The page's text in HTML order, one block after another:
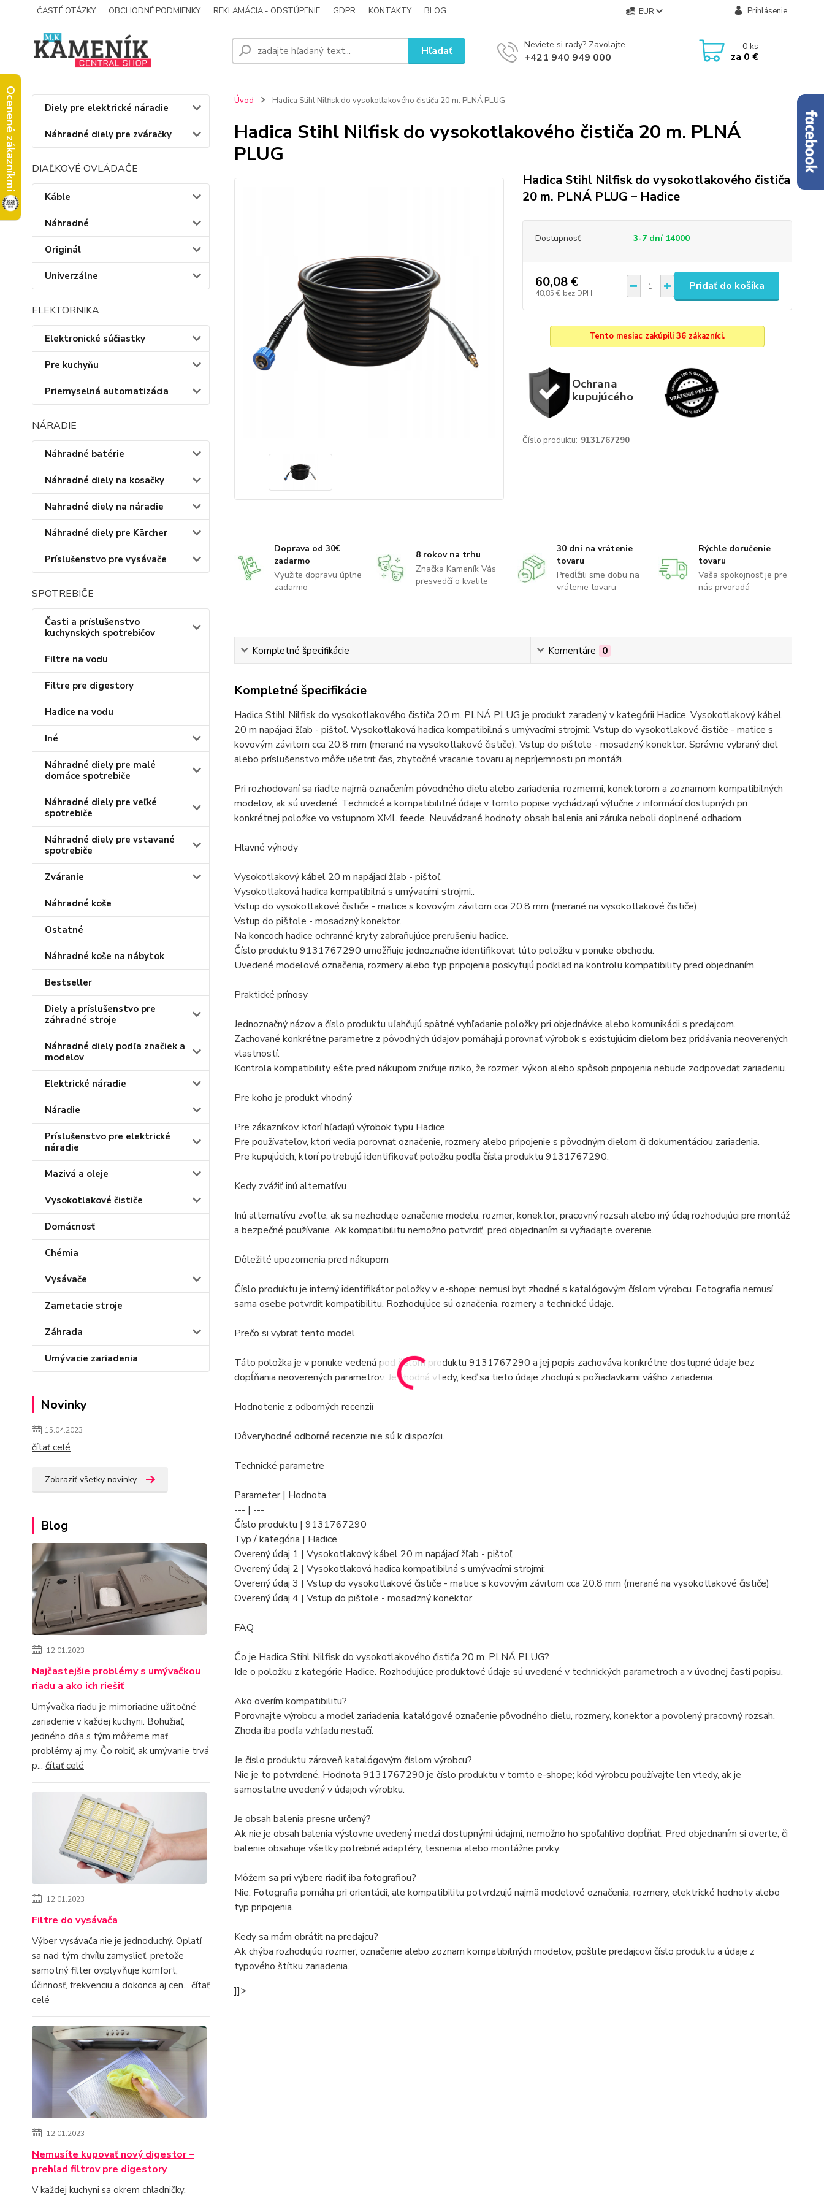
Ocenené zákazníkmi
ČASTÉ OTÁZKY OBCHODNÉ PODMIENKY REKLAMÁCIA - ODSTÚPENIE GDPR KONTAKTY BLOG EUR Prihlásenie
Hľadať Neviete si rady? Zavolajte.
+421 940 949 000
0ks
za 0 €
Diely pre elektrické náradie
Náhradné diely pre zváračky
DIAĽKOVÉ OVLÁDAČE
Káble
Náhradné
Originál
Univerzálne
ELEKTORNIKA
Elektronické súčiastky
Pre kuchyňu
Priemyselná automatizácia
NÁRADIE
Náhradné batérie
Náhradné diely na kosačky
Nahradné diely na náradie
Náhradné diely pre Kärcher
Príslušenstvo pre vysávače
SPOTREBIČE
Časti a príslušenstvo
kuchynských spotrebičov
Filtre na vodu
Filtre pre digestory
Hadice na vodu
Iné
Náhradné diely pre malé
domáce spotrebiče
Náhradné diely pre veľké
spotrebiče
Náhradné diely pre vstavané
spotrebiče
Zváranie
Náhradné koše
Ostatné
Náhradné koše na nábytok
Bestseller
Diely a príslušenstvo pre
záhradné stroje
Náhradné diely podľa značiek a
modelov
Elektrické náradie
Náradie
Príslušenstvo pre elektrické
náradie
Mazivá a oleje
Vysokotlakové čističe
Domácnosť
Chémia
Vysávače
Zametacie stroje
Záhrada
Umývacie zariadenia
Novinky
15.04.2023
čítať celé
Zobraziť všetky novinky
Blog
12.01.2023
Najčastejšie problémy s umývačkou
riadu a ako ich riešiť
Umývačka riadu je mimoriadne užitočné
zariadenie v každej kuchyni. Bohužiaľ,
jedného dňa s tým môžeme mať
problémy aj my. Čo robiť, ak umývanie trvá
p... čítať celé
12.01.2023
Filtre do vysávača
Výber vysávača nie je jednoduchý. Oplatí
sa nad tým chvíľu zamyslieť, pretože
samotný filter ovplyvňuje komfort,
účinnosť, frekvenciu a dokonca aj cen... čítať
celé
12.01.2023
Nemusíte kupovať nový digestor –
prehľad filtrov pre digestory
V každej kuchyni sa okrem chladničky,
Úvod Hadica Stihl Nilfisk do vysokotlakového čističa 20 m. PLNÁ PLUG
Hadica Stihl Nilfisk do vysokotlakového čističa 20 m. PLNÁ
PLUG
Hadica Stihl Nilfisk do vysokotlakového čističa
20 m. PLNÁ PLUG – Hadice
Dostupnosť 3-7 dní 14000
60,08 €
48,85 € bez DPH
Pridať do košíka
Tento mesiac zakúpili 36 zákazníci.
Ochrana
kupujúcého
Číslo produktu: 9131767290
Doprava od 30€
zadarmo
Využite dopravu úplne
zadarmo
8 rokov na trhu
Značka Kameník Vás
presvedčí o kvalite
30 dní na vrátenie
tovaru
Predĺžili sme dobu na
vrátenie tovaru
Rýchle doručenie
tovaru
Vaša spokojnosť je pre
nás prvoradá
Kompletné špecifikácie Komentáre 0
Kompletné špecifikácie
Hadica Stihl Nilfisk do vysokotlakového čističa 20 m. PLNÁ PLUG je produkt zaradený v kategórii Hadice. Vysokotlakový kábel
20 m napájací žľab - pištoľ. Vysokotlaková hadica kompatibilná s umývacími strojmi:. Vstup do vysokotlakové čističe - matice s
kovovým závitom cca 20.8 mm (merané na vysokotlakové čističe). Vstup do pištole - mosadzný konektor. Správne vybraný diel
alebo príslušenstvo môže ušetriť čas, zbytočné vracanie tovaru aj nepríjemnosti pri montáži.
Pri rozhodovaní sa riaďte najmä označením pôvodného dielu alebo zariadenia, rozmermi, konektorom a zoznamom kompatibilných
modelov, ak sú uvedené. Technické a kompatibilitné údaje v tomto popise vychádzajú výlučne z informácií dostupných pri
konkrétnej položke vo vstupnom XML feede. Neuvádzané hodnoty, obsah balenia ani záruka neboli doplnené odhadom.
Hlavné výhody
Vysokotlakový kábel 20 m napájací žľab - pištoľ.
Vysokotlaková hadica kompatibilná s umývacími strojmi:.
Vstup do vysokotlakové čističe - matice s kovovým závitom cca 20.8 mm (merané na vysokotlakové čističe).
Vstup do pištole - mosadzný konektor.
Na koncoch hadice ochranné kryty zabraňujúce prerušeniu hadice.
Číslo produktu 9131767290 umožňuje jednoznačne identifikovať túto položku v ponuke obchodu.
Uvedené modelové označenia, rozmery alebo typ pripojenia poskytujú podklad na kontrolu kompatibility pred objednaním.
Praktické prínosy
Jednoznačný názov a číslo produktu uľahčujú spätné vyhľadanie položky pri objednávke alebo komunikácii s predajcom.
Zachované konkrétne parametre z pôvodných údajov pomáhajú porovnať výrobok s existujúcim dielom bez pridávania neoverených
vlastností.
Kontrola kompatibility ešte pred nákupom znižuje riziko, že rozmer, výkon alebo spôsob pripojenia nebude zodpovedať zariadeniu.
Pre koho je produkt vhodný
Pre zákazníkov, ktorí hľadajú výrobok typu Hadice.
Pre používateľov, ktorí vedia porovnať označenie, rozmery alebo pripojenie s pôvodným dielom či dokumentáciou zariadenia.
Pre kupujúcich, ktorí potrebujú identifikovať položku podľa čísla produktu 9131767290.
Kedy zvážiť inú alternatívu
Inú alternatívu zvoľte, ak sa nezhoduje označenie modelu, rozmer, konektor, pracovný rozsah alebo iný údaj rozhodujúci pre montáž
a bezpečné používanie. Ak kompatibilitu nemožno potvrdiť, pred objednaním si vyžiadajte overenie.
Dôležité upozornenia pred nákupom
Číslo produktu je interný identifikátor položky v e-shope; nemusí byť zhodné s katalógovým číslom výrobcu. Fotografia nemusí
sama osebe potvrdiť kompatibilitu. Rozhodujúce sú označenia, rozmery a technické údaje.
Prečo si vybrať tento model
Táto položka je v ponuke vedená pod číslom produktu 9131767290 a jej popis zachováva konkrétne dostupné údaje bez
dopĺňania neoverených parametrov. Je vhodná vtedy, keď sa tieto údaje zhodujú s požiadavkami vášho zariadenia.
Hodnotenie z odborných recenzií
Dôveryhodné odborné recenzie nie sú k dispozícii.
Technické parametre
Parameter | Hodnota
--- | ---
Číslo produktu | 9131767290
Typ / kategória | Hadice
Overený údaj 1 | Vysokotlakový kábel 20 m napájací žľab - pištoľ
Overený údaj 2 | Vysokotlaková hadica kompatibilná s umývacími strojmi:
Overený údaj 3 | Vstup do vysokotlakové čističe - matice s kovovým závitom cca 20.8 mm (merané na vysokotlakové čističe)
Overený údaj 4 | Vstup do pištole - mosadzný konektor
FAQ
Čo je Hadica Stihl Nilfisk do vysokotlakového čističa 20 m. PLNÁ PLUG?
Ide o položku z kategórie Hadice. Rozhodujúce produktové údaje sú uvedené v technických parametroch a v úvodnej časti popisu.
Ako overím kompatibilitu?
Porovnajte výrobcu a model zariadenia, katalógové označenie pôvodného dielu, rozmery, konektor a povolený pracovný rozsah.
Zhoda iba podľa vzhľadu nestačí.
Je číslo produktu zároveň katalógovým číslom výrobcu?
Nie je to potvrdené. Hodnota 9131767290 je číslo produktu v tomto e-shope; kód výrobcu používajte len vtedy, ak je
samostatne uvedený v údajoch výrobku.
Je obsah balenia presne určený?
Ak nie je obsah balenia výslovne uvedený medzi dostupnými údajmi, nemožno ho spoľahlivo dopĺňať. Pred objednaním si overte, či
balenie obsahuje všetky potrebné adaptéry, tesnenia alebo montážne prvky.
Môžem sa pri výbere riadiť iba fotografiou?
Nie. Fotografia pomáha pri orientácii, ale kompatibilitu potvrdzujú najmä modelové označenia, rozmery, elektrické hodnoty alebo
typ pripojenia.
Kedy sa mám obrátiť na predajcu?
Ak chýba rozhodujúci rozmer, označenie alebo zoznam kompatibilných modelov, pošlite predajcovi číslo produktu a údaje z
typového štítku zariadenia.
]]>